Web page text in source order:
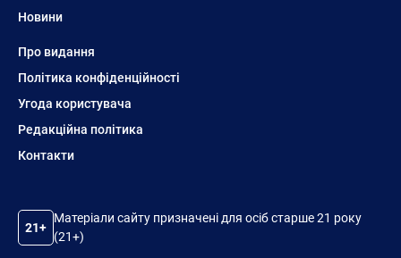
Новини
Про видання
Політика конфіденційності
Угода користувача
Редакційна політика
Контакти
21+
Матеріали сайту призначені для осіб старше 21 року
(21+)